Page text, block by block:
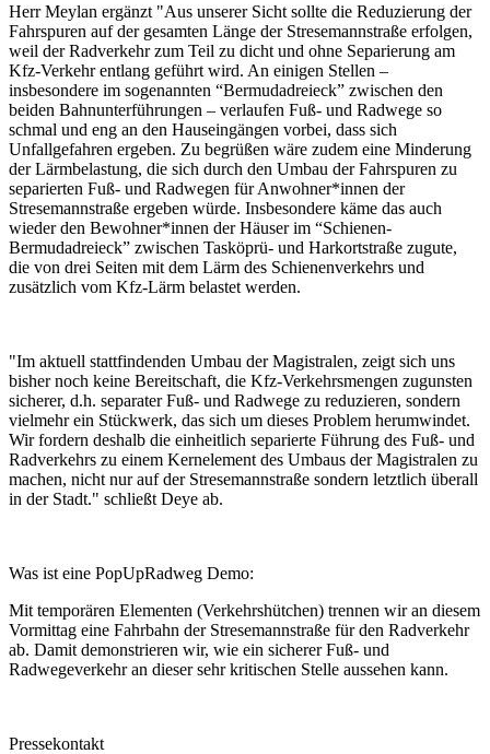
Herr Meylan ergänzt "Aus unserer Sicht sollte die Reduzierung der
Fahrspuren auf der gesamten Länge der Stresemannstraße erfolgen,
weil der Radverkehr zum Teil zu dicht und ohne Separierung am
Kfz-Verkehr entlang geführt wird. An einigen Stellen –
insbesondere im sogenannten “Bermudadreieck” zwischen den
beiden Bahnunterführungen – verlaufen Fuß- und Radwege so
schmal und eng an den Hauseingängen vorbei, dass sich
Unfallgefahren ergeben. Zu begrüßen wäre zudem eine Minderung
der Lärmbelastung, die sich durch den Umbau der Fahrspuren zu
separierten Fuß- und Radwegen für Anwohner*innen der
Stresemannstraße ergeben würde. Insbesondere käme das auch
wieder den Bewohner*innen der Häuser im “Schienen-
Bermudadreieck” zwischen Tasköprü- und Harkortstraße zugute,
die von drei Seiten mit dem Lärm des Schienenverkehrs und
zusätzlich vom Kfz-Lärm belastet werden.
"Im aktuell stattfindenden Umbau der Magistralen, zeigt sich uns
bisher noch keine Bereitschaft, die Kfz-Verkehrsmengen zugunsten
sicherer, d.h. separater Fuß- und Radwege zu reduzieren, sondern
vielmehr ein Stückwerk, das sich um dieses Problem herumwindet.
Wir fordern deshalb die einheitlich separierte Führung des Fuß- und
Radverkehrs zu einem Kernelement des Umbaus der Magistralen zu
machen, nicht nur auf der Stresemannstraße sondern letztlich überall
in der Stadt." schließt Deye ab.
Was ist eine PopUpRadweg Demo:
Mit temporären Elementen (Verkehrshütchen) trennen wir an diesem
Vormittag eine Fahrbahn der Stresemannstraße für den Radverkehr
ab. Damit demonstrieren wir, wie ein sicherer Fuß- und
Radwegeverkehr an dieser sehr kritischen Stelle aussehen kann.
Pressekontakt